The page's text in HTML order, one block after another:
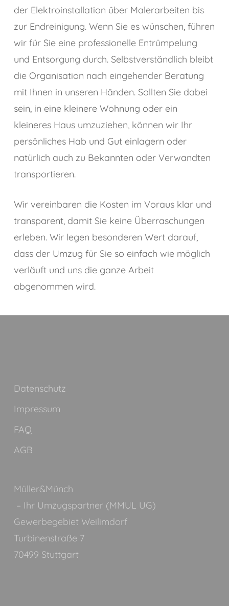
der Elektroinstallation über Malerarbeiten bis
zur Endreinigung. Wenn Sie es wünschen, führen
wir für Sie eine professionelle Entrümpelung
und Entsorgung durch. Selbstverständlich bleibt
die Organisation nach eingehender Beratung
mit Ihnen in unseren Händen. Sollten Sie dabei
sein, in eine kleinere Wohnung oder ein
kleineres Haus umzuziehen, können wir Ihr
persönliches Hab und Gut einlagern oder
natürlich auch zu Bekannten oder Verwandten
transportieren.
Wir vereinbaren die Kosten im Voraus klar und
transparent, damit Sie keine Überraschungen
erleben. Wir legen besonderen Wert darauf,
dass der Umzug für Sie so einfach wie möglich
verläuft und uns die ganze Arbeit
abgenommen wird.
Datenschutz
Impressum
FAQ
AGB
Müller&Münch
– Ihr Umzugspartner (MMUL UG)
Gewerbegebiet Weilimdorf
Turbinenstraße 7
70499 Stuttgart